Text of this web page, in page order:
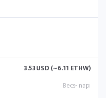
3.53USD (~6.11 ETHW)